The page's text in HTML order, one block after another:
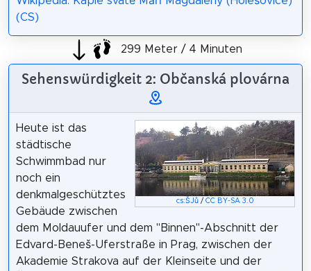
(CS)
299 Meter / 4 Minuten
Sehenswürdigkeit 2: Občanská plovárna
cs:ŠJů/ CC BY-SA 3.0
Heute ist das
städtische
Schwimmbad nur
noch ein
denkmalgeschütztes
Gebäude zwischen
dem Moldauufer und dem "Binnen"-Abschnitt der
Edvard-Beneš-Uferstraße in Prag, zwischen der
Akademie Strakova auf der Kleinseite und der